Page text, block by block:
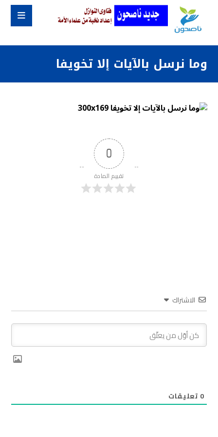
وما نرسل بالآيات إلا تخويفا
0
تقييم المادة
الاشتراك
0 تعليقات